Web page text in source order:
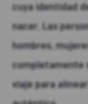
cuya identidad
nacer. Las
hombres,
completamente
viaje para